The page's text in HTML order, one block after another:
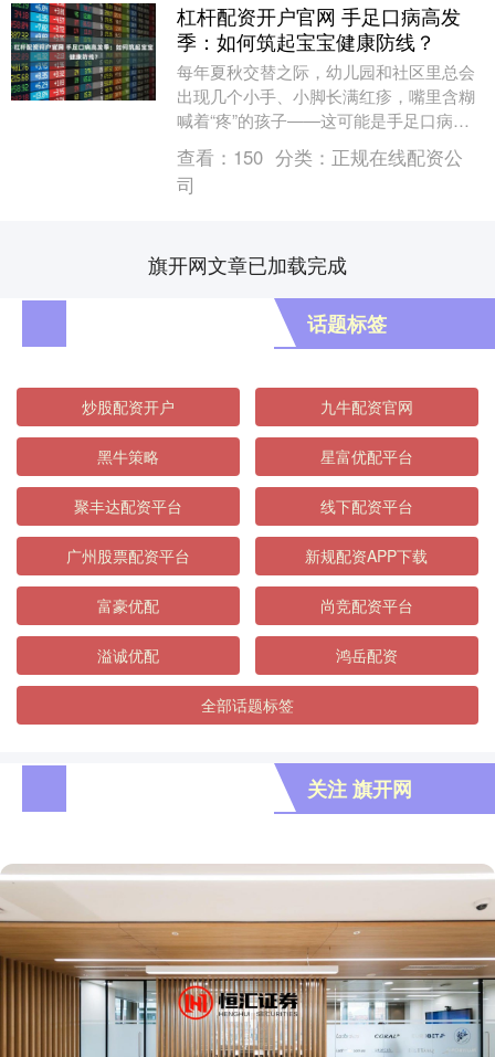
杠杆配资开户官网 手足口病高发
季：如何筑起宝宝健康防线？
每年夏秋交替之际，幼儿园和社区里总会
出现几个小手、小脚长满红疹，嘴里含糊
喊着“疼”的孩子——这可能是手足口病在
作祟。这种由肠道病毒引发的常见传染
病，5岁以下儿童....
查看： 150 分类： 正规在线配资公
司
旗开网文章已加载完成
话题标签
炒股配资开户 九牛配资官网
黑牛策略 星富优配平台
聚丰达配资平台 线下配资平台
广州股票配资平台 新规配资APP下载
富豪优配 尚竞配资平台
溢诚优配 鸿岳配资
全部话题标签
关注 旗开网